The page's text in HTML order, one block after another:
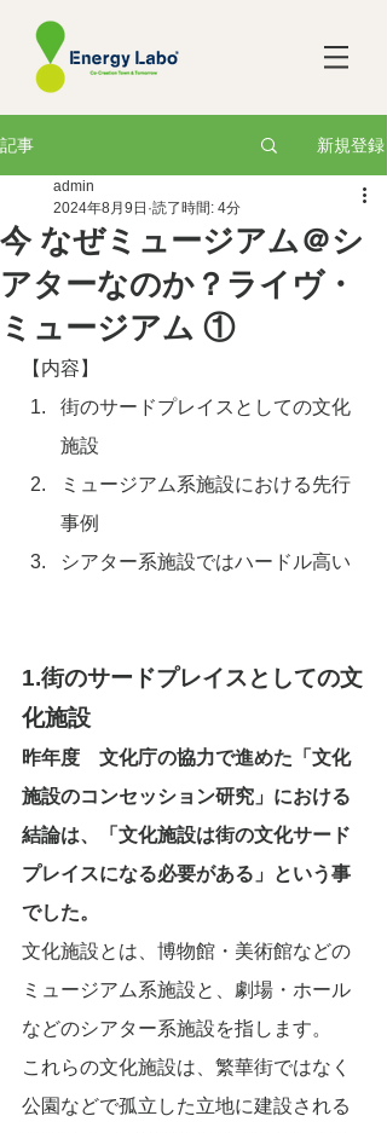
記事 新規登録
今 なぜミュージアム＠シ
アターなのか？ライヴ・
ミュージアム ①
admin
2024年8月9日 読了時間: 4分
【内容】
街のサードプレイスとしての文化
施設
ミュージアム系施設における先行
事例
シアター系施設ではハードル高い
1.街のサードプレイスとしての文
化施設
昨年度　文化庁の協力で進めた「文化
施設のコンセッション研究」における
結論は、「文化施設は街の文化サード
プレイスになる必要がある」という事
でした。
文化施設とは、博物館・美術館などの
ミュージアム系施設と、劇場・ホール
などのシアター系施設を指します。
これらの文化施設は、繁華街ではなく
公園などで孤立した立地に建設される